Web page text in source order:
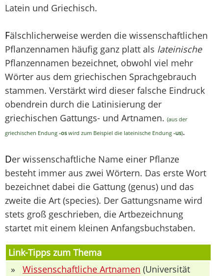
Latein und Griechisch.
Fälschlicherweise werden die wissenschaftlichen
Pflanzennamen häufig ganz platt als lateinische
Pflanzennamen bezeichnet, obwohl viel mehr
Wörter aus dem griechischen Sprachgebrauch
stammen. Verstärkt wird dieser falsche Eindruck
obendrein durch die Latinisierung der
griechischen Gattungs- und Artnamen. (aus der
griechischen Endung -os wird zum Beispiel die lateinische Endung -us).
Der wissenschaftliche Name einer Pflanze
besteht immer aus zwei Wörtern. Das erste Wort
bezeichnet dabei die Gattung (genus) und das
zweite die Art (species). Der Gattungsname wird
stets groß geschrieben, die Artbezeichnung
startet mit einem kleinen Anfangsbuchstaben.
Link-Tipps zum Thema
»
Wissenschaftliche Artnamen (Universität